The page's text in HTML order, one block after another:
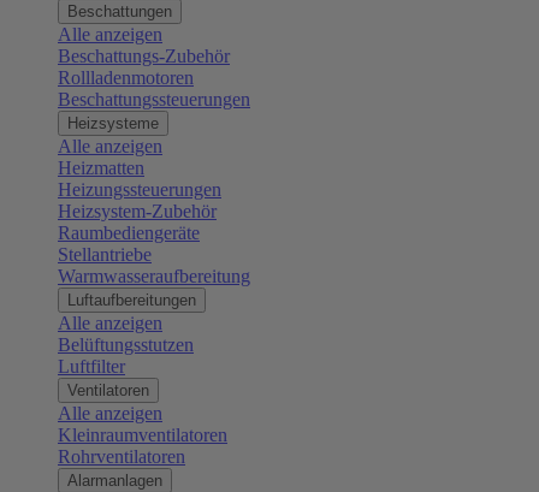
Beschattungen
Alle anzeigen
Beschattungs-Zubehör
Rollladenmotoren
Beschattungssteuerungen
Heizsysteme
Alle anzeigen
Heizmatten
Heizungssteuerungen
Heizsystem-Zubehör
Raumbediengeräte
Stellantriebe
Warmwasseraufbereitung
Luftaufbereitungen
Alle anzeigen
Belüftungsstutzen
Luftfilter
Ventilatoren
Alle anzeigen
Kleinraumventilatoren
Rohrventilatoren
Alarmanlagen